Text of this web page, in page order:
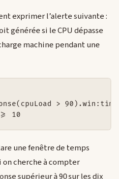
exprimer l’alerte suivante :
générée si le CPU dépasse
machine pendant une
>
une fenêtre de temps
cherche à compter